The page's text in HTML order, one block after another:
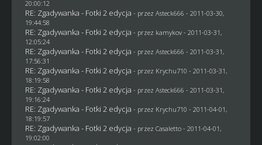
20:00:12
RE: Zgadywanka - Fotki 2 edycja - przez Asteck666 - 2011-03-30,
19:44:58
RE: Zgadywanka - Fotki 2 edycja - przez kamykov- 2011-03-31,
12:05:24
RE: Zgadywanka - Fotki 2 edycja - przez Asteck666 - 2011-03-31,
17:56:31
RE: Zgadywanka - Fotki 2 edycja - przez Krychu710 - 2011-03-31,
18:19:58
RE: Zgadywanka - Fotki 2 edycja - przez Asteck666 - 2011-03-31,
19:16:24
RE: Zgadywanka - Fotki 2 edycja - przez Krychu710 - 2011-04-01,
18:19:57
RE: Zgadywanka - Fotki 2 edycja - przez Casaletto- 2011-04-01,
19:02:00